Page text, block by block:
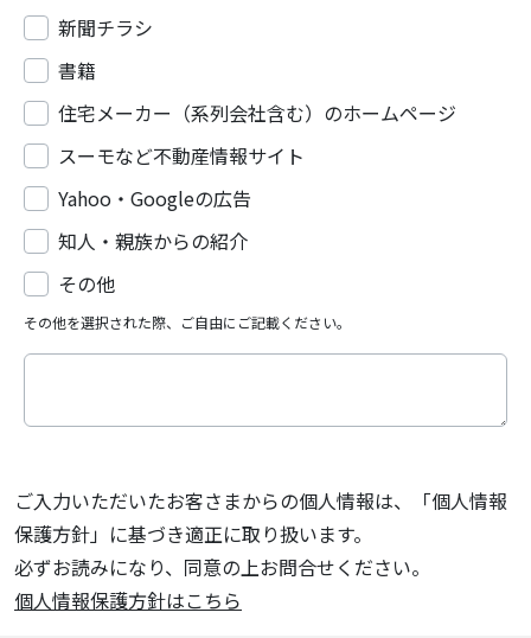
新聞チラシ
書籍
住宅メーカー（系列会社含む）のホームページ
スーモなど不動産情報サイト
Yahoo・Googleの広告
知人・親族からの紹介
その他
その他を選択された際、ご自由にご記載ください。
ご入力いただいたお客さまからの個人情報は、「個人情報
保護方針」に基づき適正に取り扱います。
必ずお読みになり、同意の上お問合せください。
個人情報保護方針はこちら